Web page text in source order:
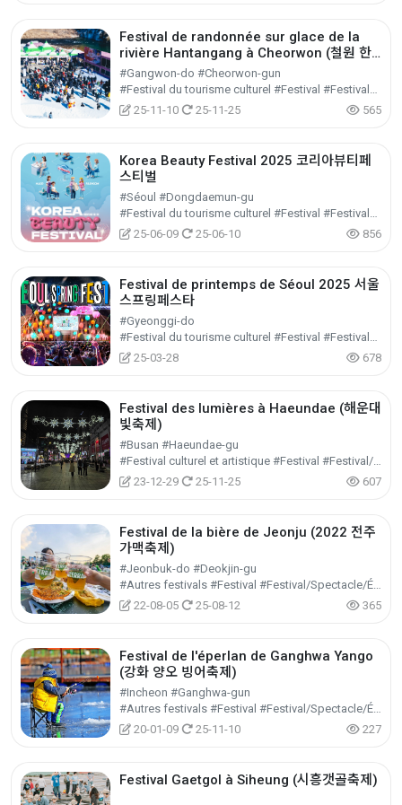
Festival de randonnée sur glace de la
rivière Hantangang à Cheorwon (철원 한
탄강 얼음트레킹 축제)
#Gangwon-do #Cheorwon-gun
#Festival du tourisme culturel #Festival #Festival/Spectacle/Événement
25-11-10
25-11-25 565
Korea Beauty Festival 2025 코리아뷰티페
스티벌
#Séoul #Dongdaemun-gu
#Festival du tourisme culturel #Festival #Festival/Spectacle/Événement
25-06-09
25-06-10 856
Festival de printemps de Séoul 2025 서울
스프링페스타
#Gyeonggi-do
#Festival du tourisme culturel #Festival #Festival/Spectacle/Événement
25-03-28
678
Festival des lumières à Haeundae (해운대
빛축제)
#Busan #Haeundae-gu
#Festival culturel et artistique #Festival #Festival/Spectacle/Événement
23-12-29
25-11-25 607
Festival de la bière de Jeonju (2022 전주
가맥축제)
#Jeonbuk-do #Deokjin-gu
#Autres festivals #Festival #Festival/Spectacle/Événement
22-08-05
25-08-12 365
Festival de l'éperlan de Ganghwa Yango
(강화 양오 빙어축제)
#Incheon #Ganghwa-gun
#Autres festivals #Festival #Festival/Spectacle/Événement
20-01-09
25-11-10 227
Festival Gaetgol à Siheung (시흥갯골축제)